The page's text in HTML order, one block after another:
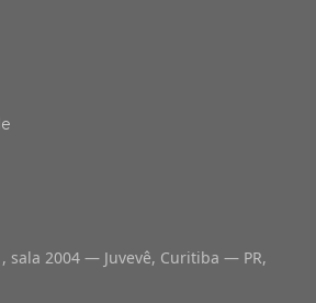
sala 2004 — Juvevê, Curitiba — PR,